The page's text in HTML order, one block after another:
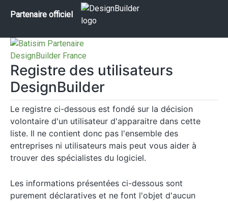
Partenaire officiel
Registre des utilisateurs
DesignBuilder
Le registre ci-dessous est fondé sur la décision
volontaire d'un utilisateur d'apparaitre dans cette
liste. Il ne contient donc pas l'ensemble des
entreprises ni utilisateurs mais peut vous aider à
trouver des spécialistes du logiciel.
Les informations présentées ci-dessous sont
purement déclaratives et ne font l'objet d'aucun